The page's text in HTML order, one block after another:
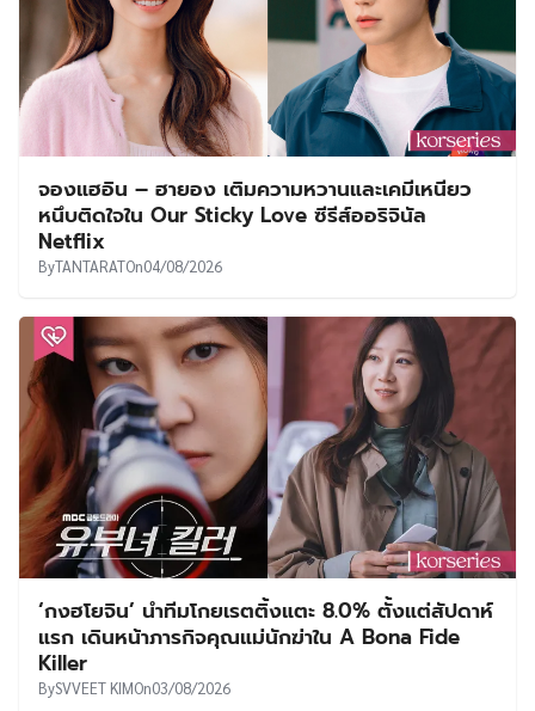
จองแฮอิน – ฮายอง เติมความหวานและเคมีเหนียว
หนึบติดใจใน Our Sticky Love ซีรีส์ออริจินัล
Netflix
ByTANTARATOn04/08/2026
‘กงฮโยจิน’ นำทีมโกยเรตติ้งแตะ 8.0% ตั้งแต่สัปดาห์
แรก เดินหน้าภารกิจคุณแม่นักฆ่าใน A Bona Fide
Killer
BySVVEET KIMOn03/08/2026